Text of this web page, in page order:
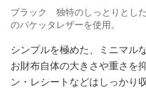
ブラック 独特のしっとりとし
のバケッタレザーを使用。
シンプルを極めた、ミニマル
お財布自体の大きさや重さを
ン・レシートなどはしっかり